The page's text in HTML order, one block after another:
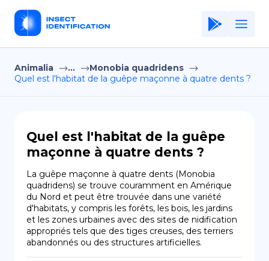
Home
Application
Terms of Use
Privacy Policy
FR
EN
Copiright © Niro ID
Animalia ...
Monobia quadridens
Quel est l'habitat de la guêpe maçonne à quatre dents ?
Quel est l'habitat de la guêpe
maçonne à quatre dents ?
La guêpe maçonne à quatre dents (Monobia
quadridens) se trouve couramment en Amérique
du Nord et peut être trouvée dans une variété
d'habitats, y compris les forêts, les bois, les jardins
et les zones urbaines avec des sites de nidification
appropriés tels que des tiges creuses, des terriers
abandonnés ou des structures artificielles.